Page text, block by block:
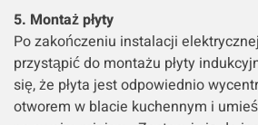
5. Montaż płyty
Po zakończeniu instalacji
przystąpić do montażu płyty
się, że płyta jest odpowiednio
otworem w blacie kuchennym i